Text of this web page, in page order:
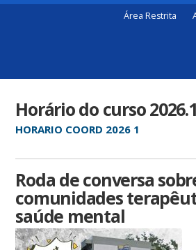
Área Restrita
Horário do curso 2026.1
HORARIO COORD 2026 1
Roda de conversa
comunidades
saúde mental